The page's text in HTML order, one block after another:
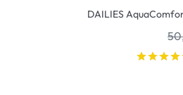
DAILIES